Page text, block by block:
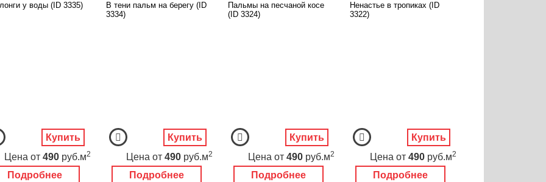
у воды (ID 3335)
Подробнее
Цена от 490 руб.м2
Купить
В тени пальм на берегу (ID
3334)
Подробнее
Цена от 490 руб.м2
Купить
Пальмы на песчаной косе
(ID 3324)
Подробнее
Цена от 490 руб.м2
Купить
Ненастье в тропиках (ID
3322)
Подробнее
Цена от 490 руб.м2
Купить